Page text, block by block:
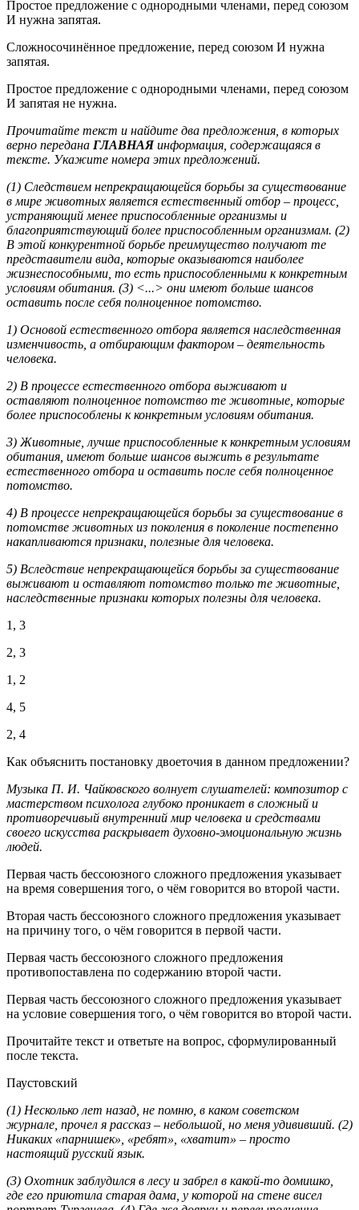
Простое предложение с однородными членами, перед союзом
И нужна запятая.
Сложносочинённое предложение, перед союзом И нужна
запятая.
Простое предложение с однородными членами, перед союзом
И запятая не нужна.
Прочитайте текст и найдите два предложения, в которых
верно передана ГЛАВНАЯинформация, содержащаяся в
тексте. Укажите номера этих предложений.
(1) Следствием непрекращающейся борьбы за существование
в мире животных является естественный отбор – процесс,
устраняющий менее приспособленные организмы и
благоприятствующий более приспособленным организмам. (2)
В этой конкурентной борьбе преимущество получают те
представители вида, которые оказываются наиболее
жизнеспособными, то есть приспособленными к конкретным
условиям обитания. (3) <...> они имеют больше шансов
оставить после себя полноценное потомство.
1) Основой естественного отбора является наследственная
изменчивость, а отбирающим фактором – деятельность
человека.
2) В процессе естественного отбора выживают и
оставляют полноценное потомство те животные, которые
более приспособлены к конкретным условиям обитания.
3) Животные, лучше приспособленные к конкретным условиям
обитания, имеют больше шансов выжить в результате
естественного отбора и оставить после себя полноценное
потомство.
4) В процессе непрекращающейся борьбы за существование в
потомстве животных из поколения в поколение постепенно
накапливаются признаки, полезные для человека.
5) Вследствие непрекращающейся борьбы за существование
выживают и оставляют потомство только те животные,
наследственные признаки которых полезны для человека.
1, 3
2, 3
1, 2
4, 5
2, 4
Как объяснить постановку двоеточия в данном предложении?
Музыка П. И. Чайковского волнует слушателей: композитор с
мастерством психолога глубоко проникает в сложный и
противоречивый внутренний мир человека и средствами
своего искусства раскрывает духовно-эмоциональную жизнь
людей.
Первая часть бессоюзного сложного предложения указывает
на время совершения того, о чём говорится во второй части.
Вторая часть бессоюзного сложного предложения указывает
на причину того, о чём говорится в первой части.
Первая часть бессоюзного сложного предложения
противопоставлена по содержанию второй части.
Первая часть бессоюзного сложного предложения указывает
на условие совершения того, о чём говорится во второй части.
Прочитайте текст и ответьте на вопрос, сформулированный
после текста.
Паустовский
(1) Несколько лет назад, не помню, в каком советском
журнале, прочел я рассказ – небольшой, но меня удививший. (2)
Никаких «парнишек», «ребят», «хватит» – просто
настоящий русский язык.
(3) Охотник заблудился в лесу и забрел в какой-то домишко,
где его приютила старая дама, у которой на стене висел